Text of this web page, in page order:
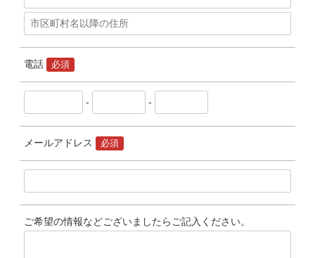
電話 必須
- -
メールアドレス 必須
ご希望の情報などございましたらご記入ください。